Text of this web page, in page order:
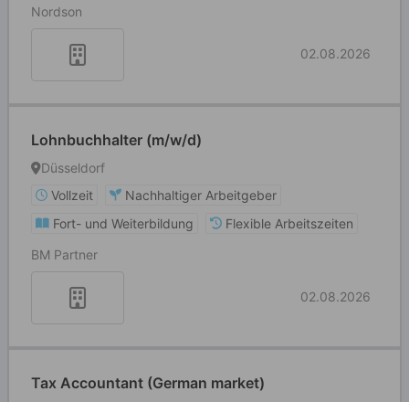
Nordson
02.08.2026
Lohnbuchhalter (m/w/d)
Düsseldorf
Vollzeit
Nachhaltiger Arbeitgeber
Fort- und Weiterbildung
Flexible Arbeitszeiten
BM Partner
02.08.2026
Tax Accountant (German market)